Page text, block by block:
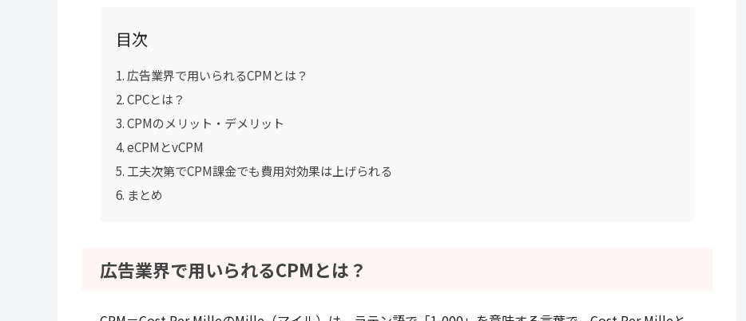
目次
広告業界で用いられるCPMとは？
CPCとは？
CPMのメリット・デメリット
eCPMとvCPM
工夫次第でCPM課金でも費用対効果は上げられる
まとめ
広告業界で用いられるCPMとは？